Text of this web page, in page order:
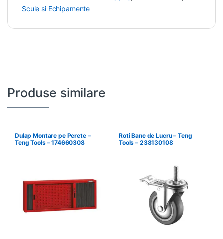
Scule si Echipamente
Produse similare
Dulap Montare pe Perete –
Teng Tools – 174660308
Roti Banc de Lucru – Teng
Tools – 238130108